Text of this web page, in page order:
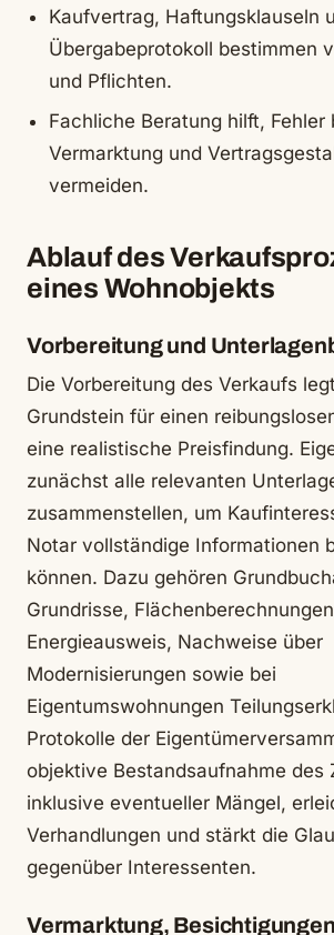
Kaufvertrag, Haftungsklauseln
Übergabeprotokoll bestimmen
und Pflichten.
Fachliche Beratung hilft, Fehler
Vermarktung und
vermeiden.
Ablauf des
eines Wohnobjekts
Vorbereitung und
Die Vorbereitung des Verkaufs
Grundstein für einen
eine realistische Preisfindung.
zunächst alle relevanten
zusammenstellen, um
Notar vollständige Informationen
können. Dazu gehören
Grundrisse,
Energieausweis, Nachweise über
Modernisierungen sowie bei
Eigentumswohnungen
Protokolle der
objektive Bestandsaufnahme des
inklusive eventueller Mängel,
Verhandlungen und stärkt die
gegenüber Interessenten.
Vermarktung,